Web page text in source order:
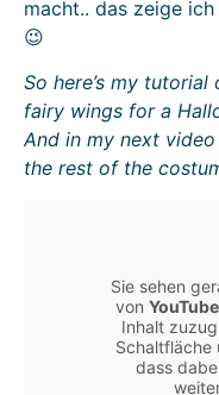
macht.. das zeige
😉
So here’s my
fairy wings for a
And in my next
the rest of the
Sie sehen
von YouTube
Inhalt
Schaltfläche
dass